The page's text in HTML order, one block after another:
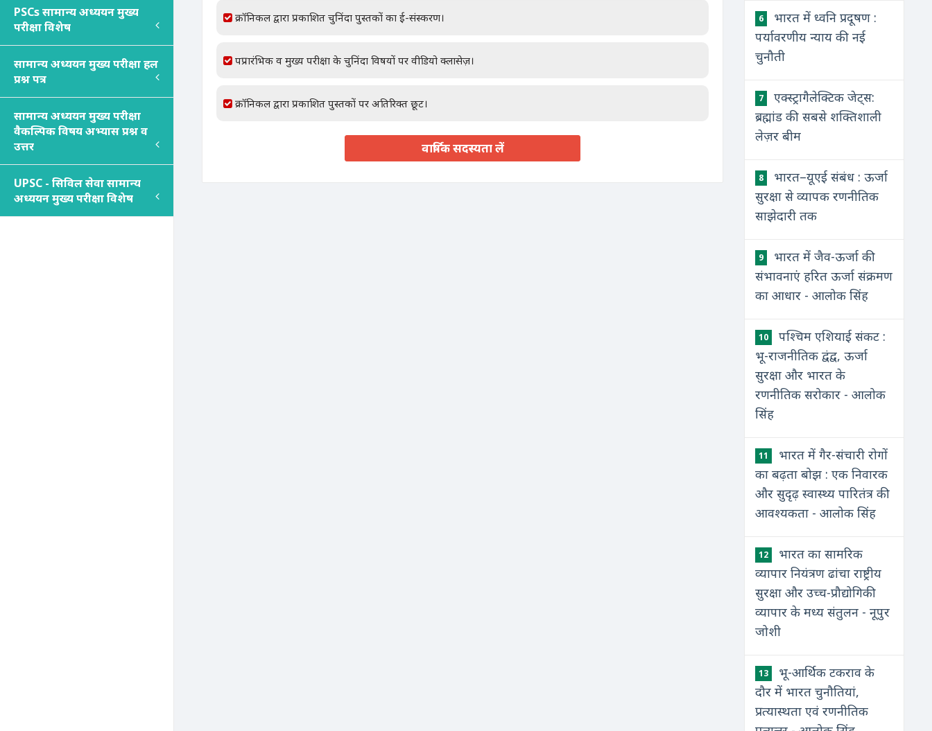
PSCsसामान्य अध्ययन मुख्य
परीक्षा विशेष
सामान्य अध्ययन मुख्य परीक्षा हल
प्रश्न पत्र
सामान्य अध्ययन मुख्य परीक्षा
वैकल्पिक विषय अभ्यास प्रश्न व
उत्तर
UPSC - सिविल सेवा सामान्य
अध्ययन मुख्य परीक्षा विशेष
क्रॉनिकल द्वारा प्रकाशित चुनिंदा पुस्तकों का ई-संस्करण।
पप्रारंभिक व मुख्य परीक्षा के चुनिंदा विषयों पर वीडियो क्लासेज़।
क्रॉनिकल द्वारा प्रकाशित पुस्तकों पर अतिरिक्त छूट।
वार्षिक सदस्यता लें
6
भारत में ध्वनि प्रदूषण :
पर्यावरणीय न्याय की नई
चुनौती
7
एक्स्ट्रागैलेक्टिक जेट्स:
ब्रह्मांड की सबसे शक्तिशाली
लेज़र बीम
8
भारत–यूएई संबंध : ऊर्जा
सुरक्षा से व्यापक रणनीतिक
साझेदारी तक
9
भारत में जैव-ऊर्जा की
संभावनाएं हरित ऊर्जा संक्रमण
का आधार - आलोक सिंह
10
पश्चिम एशियाई संकट :
भू-राजनीतिक द्वंद्व, ऊर्जा
सुरक्षा और भारत के
रणनीतिक सरोकार - आलोक
सिंह
11
भारत में गैर-संचारी रोगों
का बढ़ता बोझ : एक निवारक
और सुदृढ़ स्वास्थ्य पारितंत्र की
आवश्यकता - आलोक सिंह
12
भारत का सामरिक
व्यापार नियंत्रण ढांचा राष्ट्रीय
सुरक्षा और उच्च-प्रौद्योगिकी
व्यापार के मध्य संतुलन - नूपुर
जोशी
13
भू-आर्थिक टकराव के
दौर में भारत चुनौतियां,
प्रत्यास्थता एवं रणनीतिक